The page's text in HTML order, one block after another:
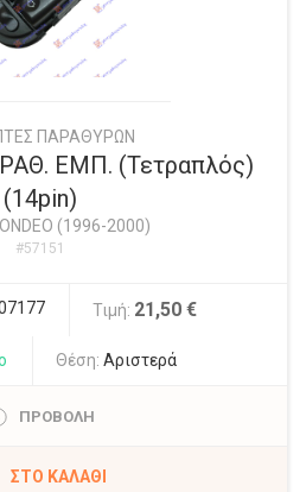
ΠΑΡΑΘΥΡΩΝ
ΕΜΠ. (Τετραπλός)
(14pin)
(1996-2000)
#57151
Τιμή: 21,50 €
Θέση: Αριστερά
ΠΡΟΒΟΛΗ
ΣΤΟ ΚΑΛΆΘΙ